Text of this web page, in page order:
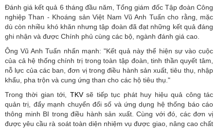
Đánh giá kết quả 6 tháng đầu năm, Tổng giám đốc Tập đoàn Công
nghiệp Than - Khoáng sản Việt Nam Vũ Anh Tuấn cho rằng, mặc
dù còn nhiều khó khăn nhưng tập đoàn đã đạt những kết quả đáng
ghi nhận và được Chính phủ cùng các bộ, ngành đánh giá cao.
Ông Vũ Anh Tuấn nhấn mạnh: "Kết quả này thể hiện sự vào cuộc
của cả hệ thống chính trị trong toàn tập đoàn, tinh thần quyết tâm,
nỗ lực của các ban, đơn vị trong điều hành sản xuất, tiêu thụ, nhập
khẩu, pha trộn và cung ứng than cho các hộ tiêu thụ."
Trong thời gian tới, TKVsẽ tiếp tục phát huy hiệu quả công tác
quản trị, đẩy mạnh chuyển đổi số và ứng dụng hệ thống báo cáo
thông minh BI trong điều hành sản xuất. Cùng với đó, các đơn vị
được yêu cầu rà soát toàn diện nhiệm vụ được giao, nâng cao chất